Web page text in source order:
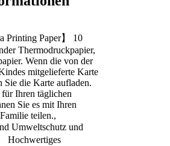
Printing Paper】 10
Thermodruckpapier,
Wenn die von der
mitgelieferte Karte
Sie die Karte aufladen.
Ihren täglichen
Sie es mit Ihren
teilen.,
Umweltschutz und
Hochwertiges